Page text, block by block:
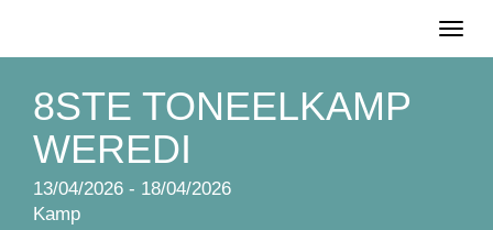
8STE TONEELKAMP
WEREDI
13/04/2026 - 18/04/2026
Kamp